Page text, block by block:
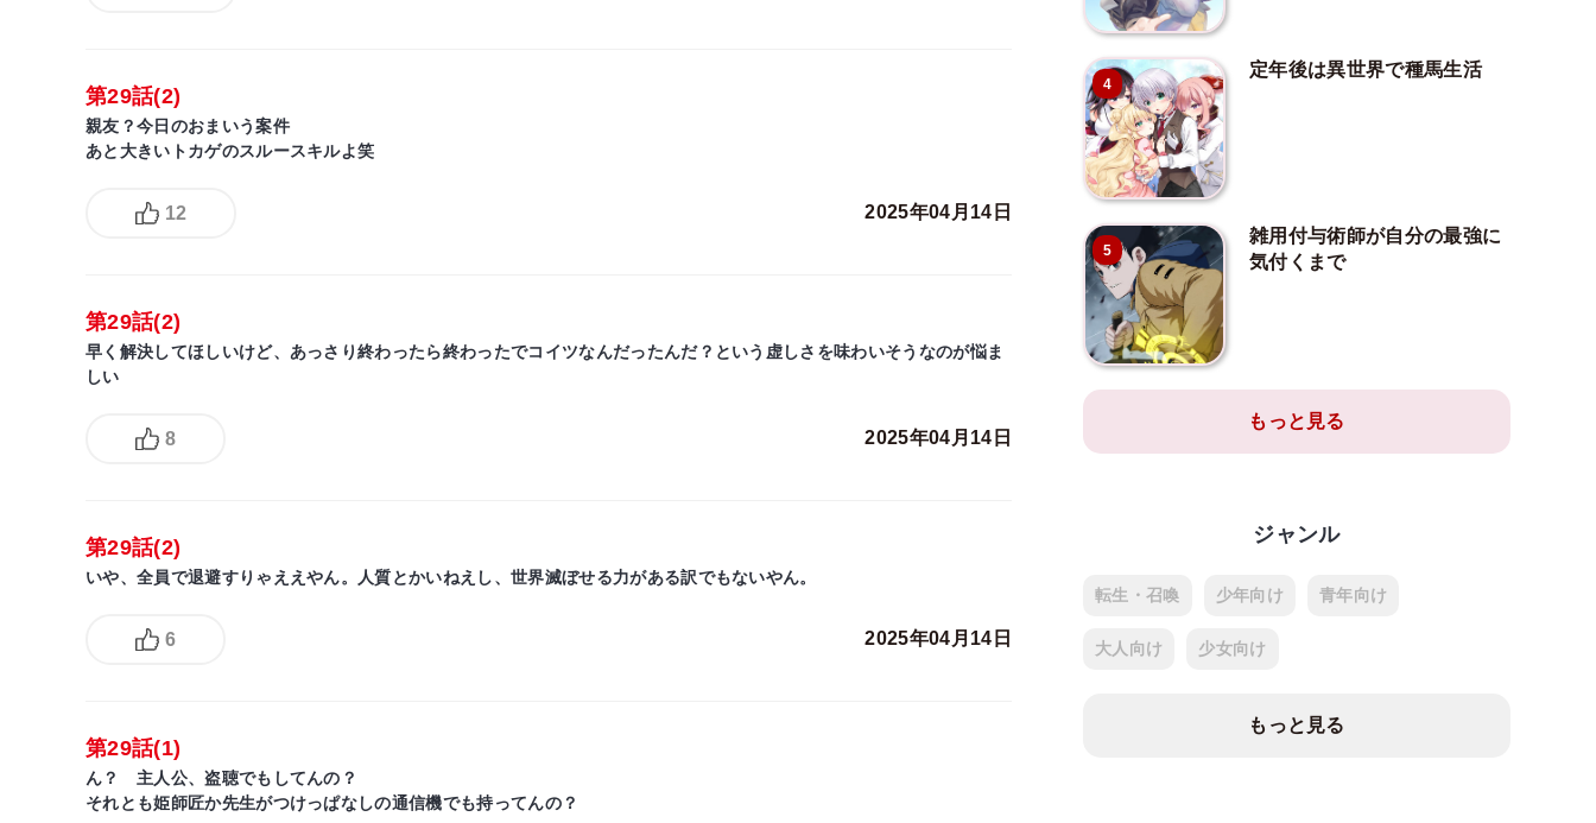
第29話(2)
親友？今日のおまいう案件
あと大きいトカゲのスルースキルよ笑
12 2025年04月14日
第29話(2)
早く解決してほしいけど、あっさり終わったら終わったでコイツなんだったんだ？という虚しさを味わいそうなのが悩ま
しい
8 2025年04月14日
第29話(2)
いや、全員で退避すりゃええやん。人質とかいねえし、世界滅ぼせる力がある訳でもないやん。
6 2025年04月14日
第29話(1)
ん？ 主人公、盗聴でもしてんの？
それとも姫師匠か先生がつけっぱなしの通信機でも持ってんの？
4
定年後は異世界で種馬生活
5
雑用付与術師が自分の最強に
気付くまで
もっと見る
ジャンル
転生・召喚 少年向け 青年向け
大人向け 少女向け
もっと見る